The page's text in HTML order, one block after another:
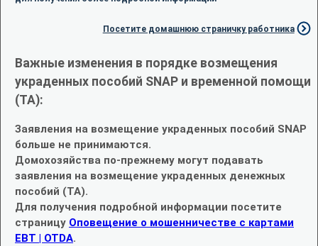
Посетите домашнюю страничку работника
Важные изменения в порядке возмещения
украденных пособий SNAP и временной помощи
(TA):
Заявления на возмещение украденных пособий SNAP
больше не принимаются.
Домохозяйства по-прежнему могут подавать
заявления на возмещение украденных денежных
пособий (TA).
Для получения подробной информации посетите
страницу Оповещение о мошенничестве с картами
EBT | OTDA.